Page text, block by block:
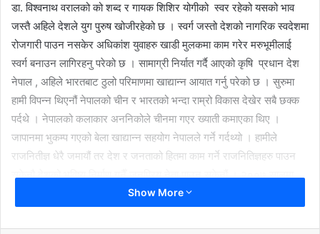
डा. विश्वनाथ वरालको को शब्द र गायक शिशिर योगीको स्वर रहेको यसको भाव
जस्तै अहिले देशले युग पुरुष खोजीरहेको छ । स्वर्ग जस्तो देशको नागरिक स्वदेशमा
रोजगारी पाउन नसकेर अधिकांश युवाहरु खाडी मुलकमा काम गरेर मरुभूमीलाई
स्वर्ग बनाउन लागिरहनु परेको छ । सामाग्री निर्यात गर्दै आएको कृषि प्रधान देश
नेपाल , अहिले भारतबाट ठुलो परिमाणमा खाद्यान्न आयात गर्नु परेको छ । सुरुमा
हामी विपन्न थिएनौं नेपालको चीन र भारतको भन्दा राम्रो विकास देखेर सबै छक्क
पर्दथे । नेपालको कलाकार अननिकोले चीनमा गएर ख्याती कमाएका थिए ।
जापानमा भुकम्प गएको बेला खाद्यान्न सहयोग नेपालले गर्ने गर्दथ्यो । हामीले
राजनितीज्ञ धेरै जमायौं तर देश र जनताको हितमा काम गर्ने राजनितिज्ञहरु पाउन
सकेनौ देशको भविष्य निर्माण गनैँ जनप्रिय नेता पाउन सकेनौं । २००७ सालमा
राणा शासनको अन्त्य वि. पी कोइरालाले नेपाली जनताको साथमा गरे प्रजान्त्र
प्रजातन्त्रले नेपाली जनताको आत्मा मनलाई राहत दियो ।
Show More